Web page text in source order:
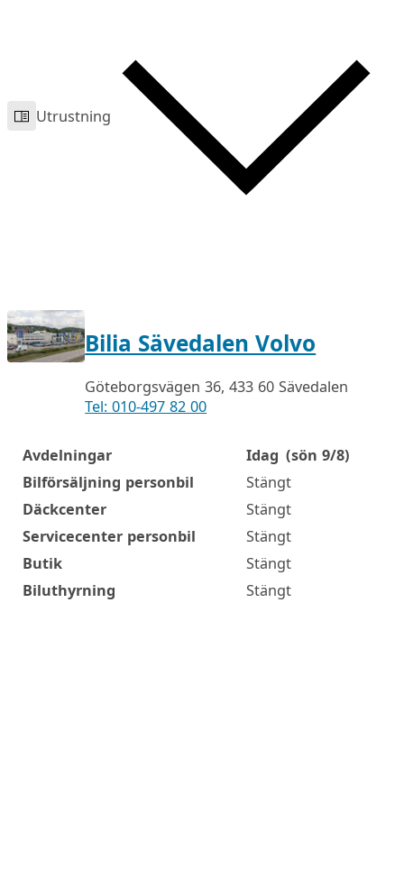
Utrustning
Bilia Sävedalen Volvo
Göteborgsvägen 36, 433 60 Sävedalen
Tel: 010-497 82 00
Öppettider
Avdelningar Idag (sön 9/8)
Bilförsäljning personbil
Stängt
Däckcenter
Stängt
Servicecenter personbil
Stängt
Butik
Stängt
Biluthyrning
Stängt